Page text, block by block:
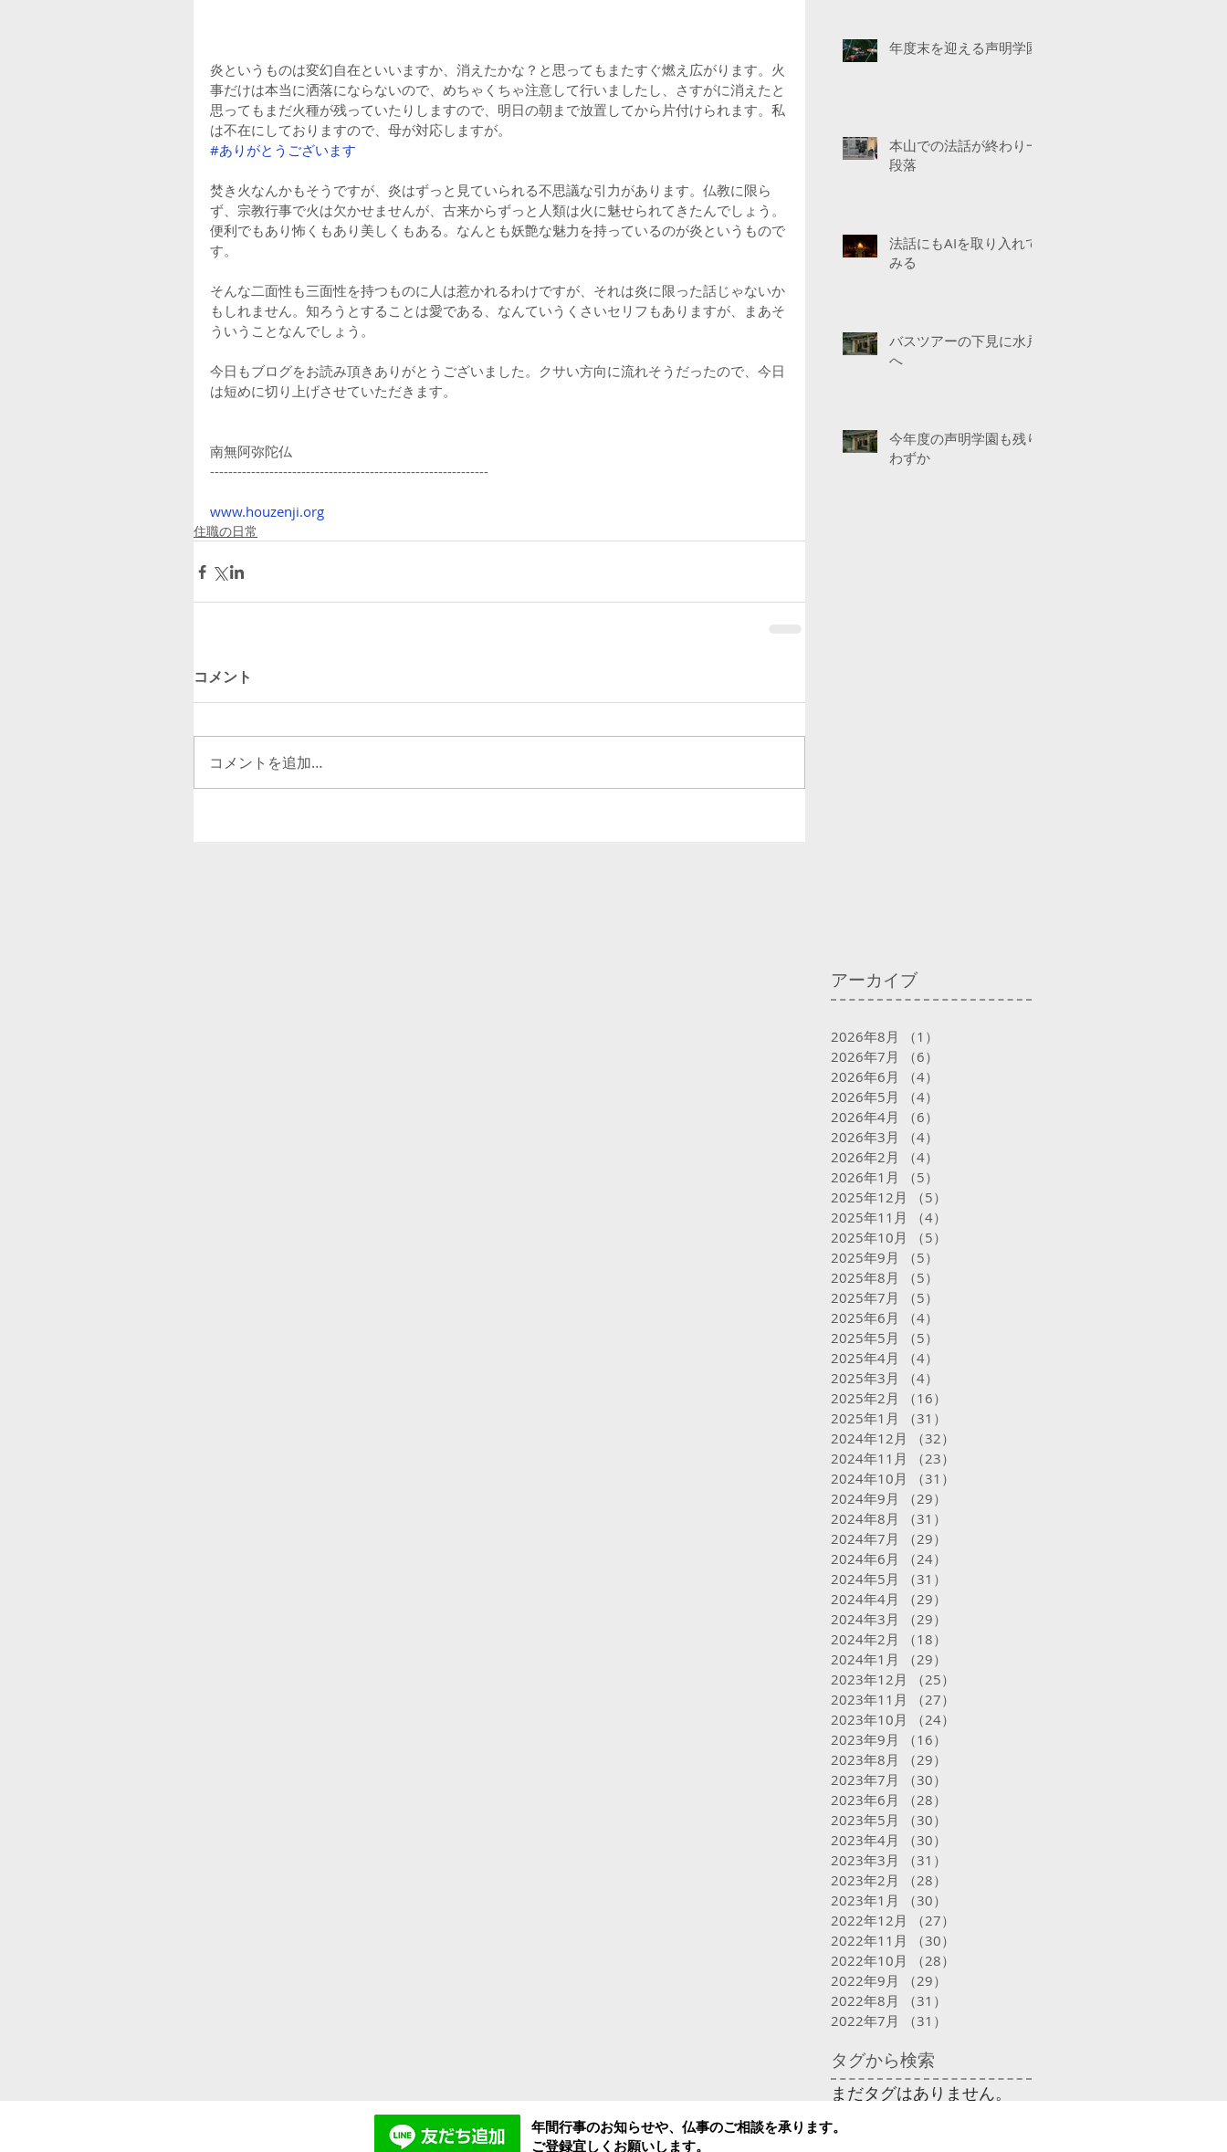
炎というものは変幻自在といいますか、消えたかな？と思ってもまたすぐ燃え広がります。火
事だけは本当に洒落にならないので、めちゃくちゃ注意して行いましたし、さすがに消えたと
思ってもまだ火種が残っていたりしますので、明日の朝まで放置してから片付けられます。私
は不在にしておりますので、母が対応しますが。
#ありがとうございます
焚き火なんかもそうですが、炎はずっと見ていられる不思議な引力があります。仏教に限ら
ず、宗教行事で火は欠かせませんが、古来からずっと人類は火に魅せられてきたんでしょう。
便利でもあり怖くもあり美しくもある。なんとも妖艶な魅力を持っているのが炎というもので
す。
そんな二面性も三面性を持つものに人は惹かれるわけですが、それは炎に限った話じゃないか
もしれません。知ろうとすることは愛である、なんていうくさいセリフもありますが、まあそ
ういうことなんでしょう。
今日もブログをお読み頂きありがとうございました。クサい方向に流れそうだったので、今日
は短めに切り上げさせていただきます。
南無阿弥陀仏
-------------------------------------------------------------
www.houzenji.org
住職の日常
コメント
コメントを追加…
年度末を迎える声明学園
本山での法話が終わり一
段落
法話にもAIを取り入れて
みる
バスツアーの下見に水戸
へ
今年度の声明学園も残り
わずか
アーカイブ
2026年8月 （1）
2026年7月
（6）
2026年6月
（4）
2026年5月
（4）
2026年4月
（6）
2026年3月
（4）
2026年2月
（4）
2026年1月
（5）
2025年12月
（5）
2025年11月
（4）
2025年10月
（5）
2025年9月
（5）
2025年8月
（5）
2025年7月
（5）
2025年6月
（4）
2025年5月
（5）
2025年4月
（4）
2025年3月
（4）
2025年2月
（16）
2025年1月
（31）
2024年12月
（32）
2024年11月
（23）
2024年10月
（31）
2024年9月
（29）
2024年8月
（31）
2024年7月
（29）
2024年6月
（24）
2024年5月
（31）
2024年4月
（29）
2024年3月
（29）
2024年2月
（18）
2024年1月
（29）
2023年12月
（25）
2023年11月
（27）
2023年10月
（24）
2023年9月
（16）
2023年8月
（29）
2023年7月
（30）
2023年6月
（28）
2023年5月
（30）
2023年4月
（30）
2023年3月
（31）
2023年2月
（28）
2023年1月
（30）
2022年12月
（27）
2022年11月
（30）
2022年10月
（28）
2022年9月
（29）
2022年8月
（31）
2022年7月
（31）
タグから検索
まだタグはありません。
年間行事のお知らせや、仏事のご相談を承ります。
ご登録宜しくお願いします。